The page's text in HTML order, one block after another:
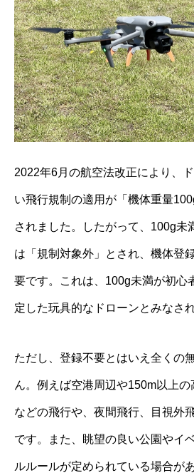
2022年6月の航空法改正により、
い飛行規制の適用が「機体重量
されました。したがって、100g未
は「規制対象外」とされ、機体登
要です。これは、100g未満が初心
定した玩具的なドローンとみなさ
ただし、登録不要とはいえ全くの
ん。例えば空港周辺や150m以上
などの飛行や、夜間飛行、目視外
です。また、眺望の良い公園やイ
ルルールが定められている場合が